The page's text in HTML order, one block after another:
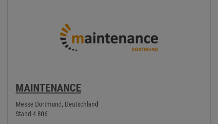
MAINTENANCE
Messe Dortmund, Deutschland
Stand 4-806